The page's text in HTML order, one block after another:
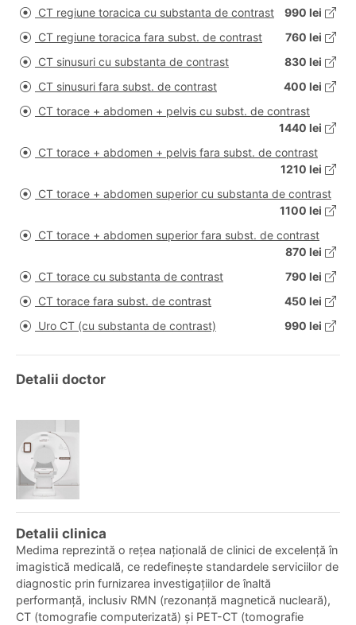
CT regiune toracica cu substanta de contrast
990 lei
CT regiune toracica fara subst. de contrast
760 lei
CT sinusuri cu substanta de contrast
830 lei
CT sinusuri fara subst. de contrast
400 lei
CT torace + abdomen + pelvis cu subst. de contrast
1440 lei
CT torace + abdomen + pelvis fara subst. de contrast
1210 lei
CT torace + abdomen superior cu substanta de contrast
1100 lei
CT torace + abdomen superior fara subst. de contrast
870 lei
CT torace cu substanta de contrast
790 lei
CT torace fara subst. de contrast
450 lei
Uro CT (cu substanta de contrast)
990 lei
Detalii doctor
Detalii clinica
Medima reprezintă o rețea națională de clinici de excelență în
imagistică medicală, ce redefinește standardele serviciilor de
diagnostic prin furnizarea investigațiilor de înaltă
performanță, inclusiv RMN (rezonanță magnetică nucleară),
CT (tomografie computerizată) și PET-CT (tomografie